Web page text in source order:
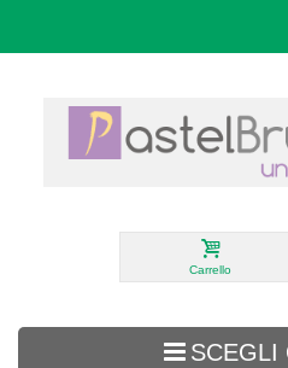
Carrello
SCEGLI